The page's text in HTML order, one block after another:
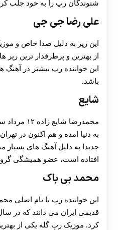
شنوندگان رپ را به خود جلب
علی رضا جی جی
این رپر به دلیل صدا خاص و
از بهترین و پرطرفدار ترین
این خواننده رپ بیشتر در
باشد.
شایع
به دنیا امده و هم اکنون در
جدیدا به دلیل آهنگ های بسیار
افتاده است، عضو همیشگی
محمد بی باک
این خواننده رپ با نام اصلی
کرد. موزیک رپ گله یکی از